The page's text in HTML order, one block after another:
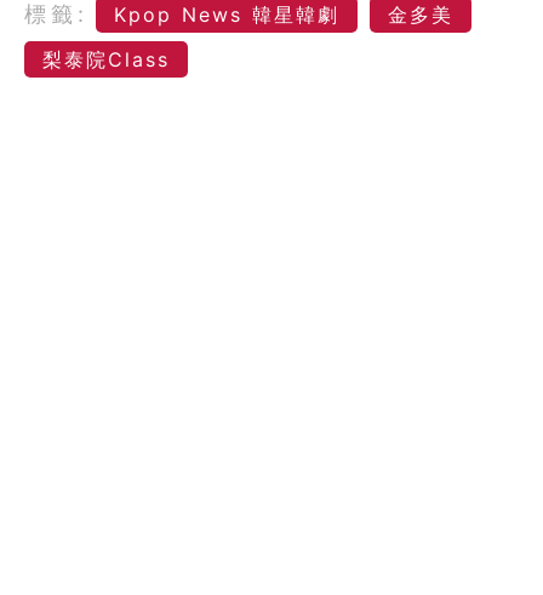
標籤: Kpop News 韓星韓劇
金多美
梨泰院Class